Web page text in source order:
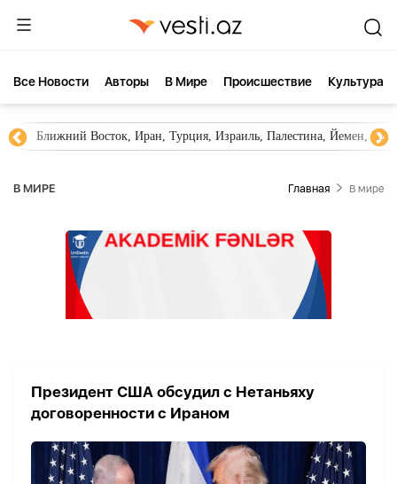
Все Новости Aвторы В Мире Происшествие Культура
Ближний Восток, Иран, Турция, Израиль, Палестина, Йемен,
В МИРЕ Главная В мире
Президент США обсудил с Нетаньяху
договоренности с Ираном